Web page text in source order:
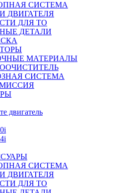
СИСТЕМА
ДВИГАТЕЛЯ
ДЛЯ ТО
ДЕТАЛИ
МАТЕРИАЛЫ
СИСТЕМА
двигатель
СИСТЕМА
ДВИГАТЕЛЯ
ДЛЯ ТО